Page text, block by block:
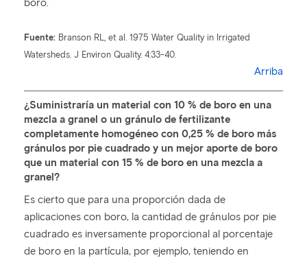
boro.
Fuente: Branson RL, et al. 1975 Water Quality in Irrigated
Watersheds. J Environ Quality. 4:33-40.
Arriba
¿Suministraría un material con 10 % de boro en una
mezcla a granel o un gránulo de fertilizante
completamente homogéneo con 0,25 % de boro más
gránulos por pie cuadrado y un mejor aporte de boro
que un material con 15 % de boro en una mezcla a
granel?
Es cierto que para una proporción dada de
aplicaciones con boro, la cantidad de gránulos por pie
cuadrado es inversamente proporcional al porcentaje
de boro en la partícula, por ejemplo, teniendo en